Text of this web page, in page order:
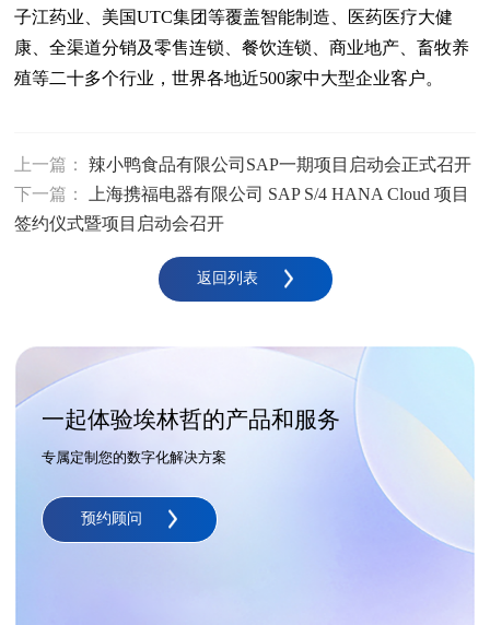
子江药业、美国UTC集团等覆盖智能制造、医药医疗大健
康、全渠道分销及零售连锁、餐饮连锁、商业地产、畜牧养
殖等二十多个行业，世界各地近500家中大型企业客户。
上一篇： 辣小鸭食品有限公司SAP一期项目启动会正式召开
下一篇：
上海携福电器有限公司 SAP S/4 HANA Cloud 项目
签约仪式暨项目启动会召开
返回列表
一起体验埃林哲的产品和服务
专属定制您的数字化解决方案
预约顾问